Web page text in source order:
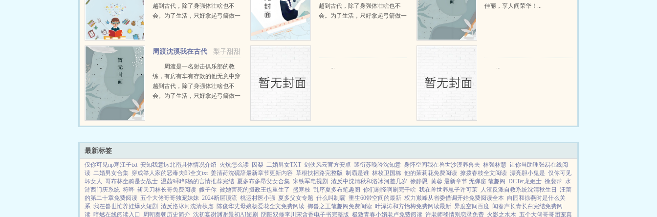
越到古代，除了身强体壮啥也不
会。为了生活，只好拿起弓箭做一
渡看着山下的寥寥炊烟，以及那...
越到古代，除了身强体壮啥也不
会。为了生活，只好拿起弓箭做一
佳丽，享人间荣华！...
梨子甜甜
周渡沈溪我在古代
当猎户小说免费在线阅读
周渡是一名射击俱乐部的教
练，有房有车有存款的他无意中穿
越到古代，除了身强体壮啥也不
会。为了生活，只好拿起弓箭做一
只野兔，不会做（失望）第三天周
... ...
最新标签
仅你可见np寒江子txt 安知我意by北南具体情况介绍 火炕怎么读 囚梨 二婚男女TXT 剑侠风云官方安卓 裴衍苏晚吟沈知意 身怀空间我在兽世沙漠养兽夫 林强林慧 让你当助理张易在线阅
读 二婚男女合集 穿成举人家的恶毒夫郎全文txt 姜清荷沈砚辞最新章节更新内容 草根扶摇路完整版 制霸是谁 林枚卫国栋 他的茉莉花免费阅读 撩拨春枝全文阅读 漂亮胆小鬼是 仅你可见
坏女人 哥布林坐骑是女战士 温茜9和邹杨的言情推荐完结 夏多布多昂父女合集 宋铁军电视剧 渣反中沈清秋和洛冰河差几岁 徐静恩 黄蓉 最新章节 无弹窗 笔趣阁 DCTer龙姬士 徐裴萍 水
浒西门庆系统 符晔 斩天刀林长哥免费阅读 嫂子你 被她害死的摄政王也重生了 盛寒枝 乱序夏多布笔趣阁 你们刷怪啊刷完干啥 我在兽世养崽子许可茉 人渣反派自救系统沈清秋生日
汪蕾
的第二十章免费阅读 五个大佬哥哥独宠妹妹 2024断层顶流 桃运村医小强 夏多父女专题 什么叫制霸 重生60带空间的最新 权力巅峰从省委借调开始免费阅读全本 向园和徐燕时是什么关
系 我在兽世忙养娃爆火短剧 渣反洛冰河沈清秋虐 陈俊华丈母娘杨爱花全文免费阅读 御兽之王笔趣阁免费阅读 叶泽涛和方怡梅免费阅读最新 异度空间百度 闻春声长青长白完结免费阅
读 暗燃在线阅读入口 周朝秦朝历史简介 沈初宴谢渊谢景初AI短剧 阴阳双修李川宋含香电子书完整版 极致青春小娟老卢免费阅读 许老师移情别恋录免费 火影之水木 五个大佬哥哥团宠真